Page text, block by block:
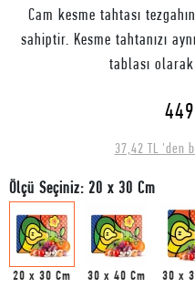
Cam kesme tahtası
sahiptir. Kesme tahtanızı
tablası
37,42 TL 'den
Ölçü Seçiniz: 20 x 30 Cm
20 x 30 Cm 30 x 40 Cm 30 x